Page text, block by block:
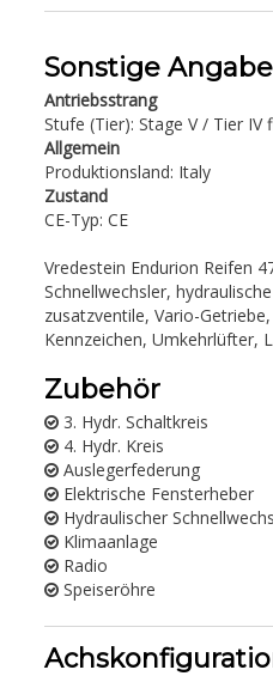
Sonstige
Antriebsstrang
Stufe (Tier): Stage V / Tier IV
Allgemein
Produktionsland: Italy
Zustand
CE-Typ: CE
Vredestein Endurion Reifen
Schnellwechsler,
zusatzventile, Vario-
Kennzeichen, Umkehrlüfter,
Zubehör
3. Hydr. Schaltkreis
4. Hydr. Kreis
Auslegerfederung
Elektrische Fensterheber
Hydraulischer
Klimaanlage
Radio
Speiseröhre